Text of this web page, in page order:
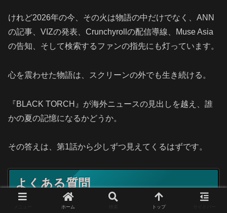
けれど2026年の今、その火は物語の中だけでなく、ANN
の記事、VIZの発表、Crunchyrollの配信導線、Muse Asia
の告知、そして検索するファンの指先にも灯っています。
心を震わせた物語は、スクリーンの外でも生き続ける。
『BLACK TORCH』が海外ニュースの見出しを越え、誰
かの夏の記憶になるかどうか。
その答えは、第1話から少しずつ見えてくるはずです。
よくある質問
ホーム トップ